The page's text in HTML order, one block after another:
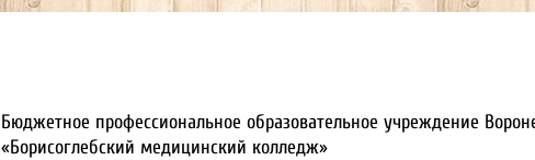
Бюджетное профессиональное образовательное учреждение
«Борисоглебский медицинский колледж»